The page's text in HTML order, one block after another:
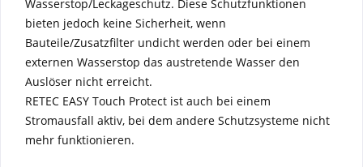
Wasserstop/Leckageschutz. Diese Schutzfunktionen
bieten jedoch keine Sicherheit, wenn
Bauteile/Zusatzfilter undicht werden oder bei einem
externen Wasserstop das austretende Wasser den
Auslöser nicht erreicht.
RETEC EASY Touch Protect ist auch bei einem
Stromausfall aktiv, bei dem andere Schutzsysteme nicht
mehr funktionieren.